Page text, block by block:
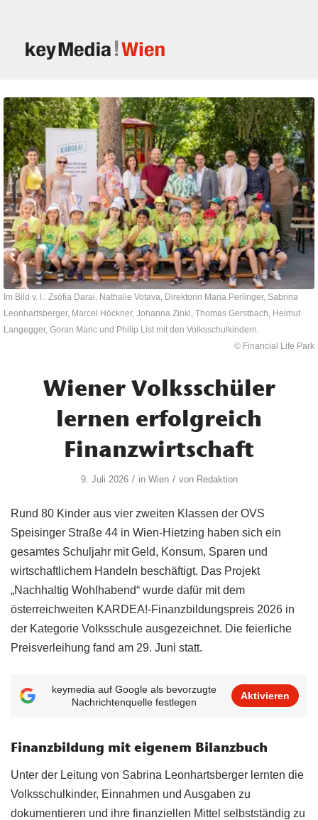
Im Bild v. l.: Zsófia Darai, Nathalie Votava, Direktorin Maria Perlinger, Sabrina
Leonhartsberger, Marcel Höckner, Johanna Zinkl, Thomas Gerstbach, Helmut
Langegger, Goran Maric und Philip List mit den Volksschulkindern.
© Financial Life Park
Wiener Volksschüler
lernen erfolgreich
Finanzwirtschaft
9. Juli 2026 / in Wien / von Redaktion
Rund 80 Kinder aus vier zweiten Klassen der OVS
Speisinger Straße 44 in Wien-Hietzing haben sich ein
gesamtes Schuljahr mit Geld, Konsum, Sparen und
wirtschaftlichem Handeln beschäftigt. Das Projekt
„Nachhaltig Wohlhabend“ wurde dafür mit dem
österreichweiten KARDEA!-Finanzbildungspreis 2026 in
der Kategorie Volksschule ausgezeichnet. Die feierliche
Preisverleihung fand am 29. Juni statt.
keymedia auf Google als bevorzugte
Nachrichtenquelle festlegen
Aktivieren
Finanzbildung mit eigenem Bilanzbuch
Unter der Leitung von Sabrina Leonhartsberger lernten die
Volksschulkinder, Einnahmen und Ausgaben zu
dokumentieren und ihre finanziellen Mittel selbstständig zu